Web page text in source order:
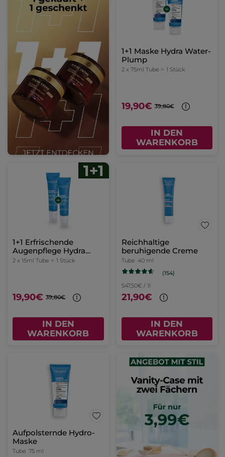
1+1 Maske Hydra Water-
Plump
2 x 75ml Tube = 1 Stück
19,90€ 39,80€
IN DEN
WARENKORB
1+1 Erfrischende
Augenpflege Hydra
Water-Plump
2 x 15ml Tube = 1 Stück
19,90€ 39,80€
IN DEN
WARENKORB
Reichhaltige
beruhigende Creme
Tube 40 ml
(154)
547,50€ / 1l
21,90€
IN DEN
WARENKORB
Aufpolsternde Hydro-
Maske
Tube 75 ml